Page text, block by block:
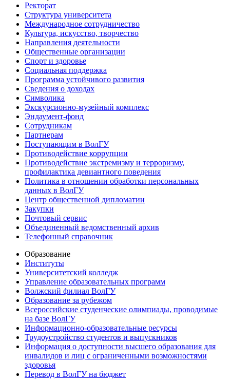
Ректорат
Структура университета
Международное сотрудничество
Культура, искусство, творчество
Направления деятельности
Общественные организации
Спорт и здоровье
Социальная поддержка
Программа устойчивого развития
Сведения о доходах
Символика
Экскурсионно-музейный комплекс
Эндаумент-фонд
Сотрудникам
Партнерам
Поступающим в ВолГУ
Противодействие коррупции
Противодействие экстремизму и терроризму,
профилактика девиантного поведения
Политика в отношении обработки персональных
данных в ВолГУ
Центр общественной дипломатии
Закупки
Почтовый сервис
Объединенный ведомственный архив
Телефонный справочник
Образование
Институты
Университетский колледж
Управление образовательных программ
Волжский филиал ВолГУ
Образование за рубежом
Всероссийские студенческие олимпиады, проводимые
на базе ВолГУ
Информационно-образовательные ресурсы
Трудоустройство студентов и выпускников
Информация о доступности высшего образования для
инвалидов и лиц с ограниченными возможностями
здоровья
Перевод в ВолГУ на бюджет